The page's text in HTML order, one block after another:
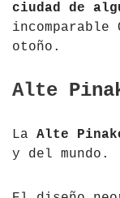
ciudad de
otoño.
Alte
La Alte
y del mundo.